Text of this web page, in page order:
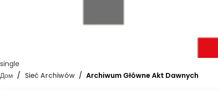
single
Дом
Sieć Archiwów Archiwum Główne Akt Dawnych